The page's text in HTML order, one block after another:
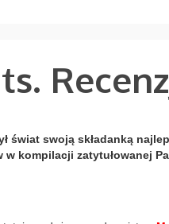
świat swoją składanką
w kompilacji zatytułowanej